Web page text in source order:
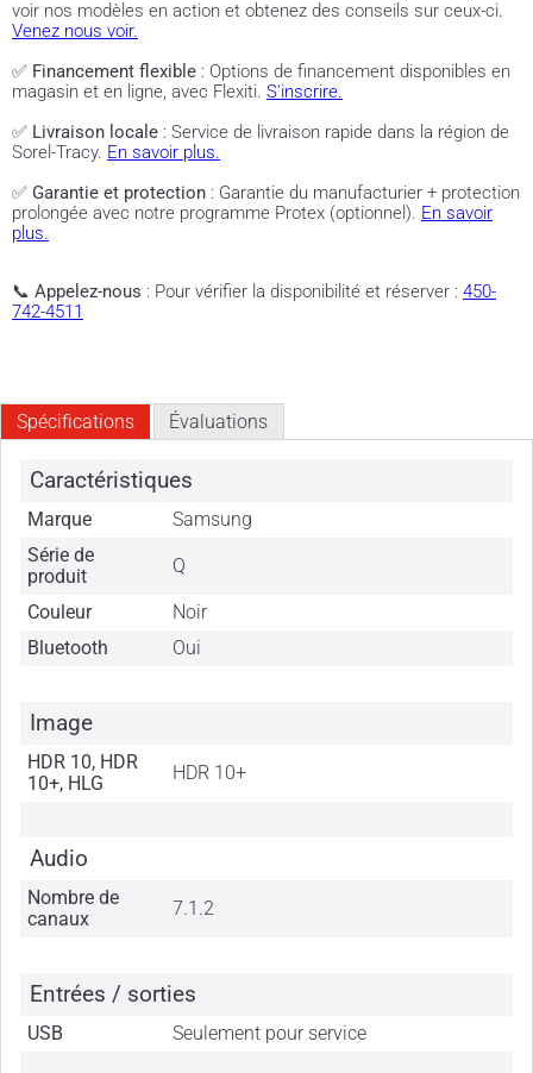
voir nos modèles en action et obtenez des conseils sur ceux-ci.
Venez nous voir.
✅ Financement flexible : Options de financement disponibles en
magasin et en ligne, avec Flexiti. S'inscrire.
✅ Livraison locale : Service de livraison rapide dans la région de
Sorel-Tracy. En savoir plus.
✅ Garantie et protection : Garantie du manufacturier + protection
prolongée avec notre programme Protex (optionnel). En savoir
plus.
📞 Appelez-nous : Pour vérifier la disponibilité et réserver : 450-
742-4511
Spécifications Évaluations
Caractéristiques
Marque
Samsung
Série de
produit
Q
Couleur
Noir
Bluetooth
Oui
Image
HDR 10, HDR
10+, HLG
HDR 10+
Audio
Nombre de
canaux
7.1.2
Entrées / sorties
USB Seulement pour service